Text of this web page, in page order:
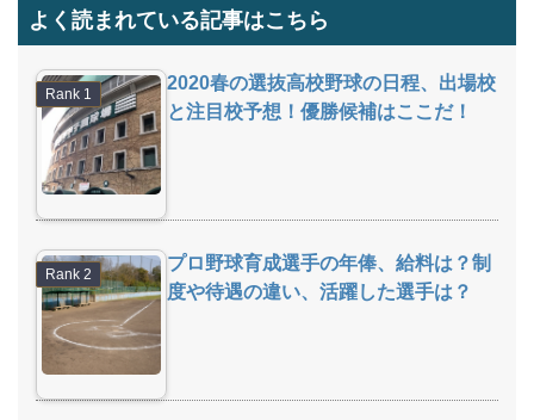
よく読まれている記事はこちら
2020春の選抜高校野球の日程、出場校
と注目校予想！優勝候補はここだ！
プロ野球育成選手の年俸、給料は？制
度や待遇の違い、活躍した選手は？